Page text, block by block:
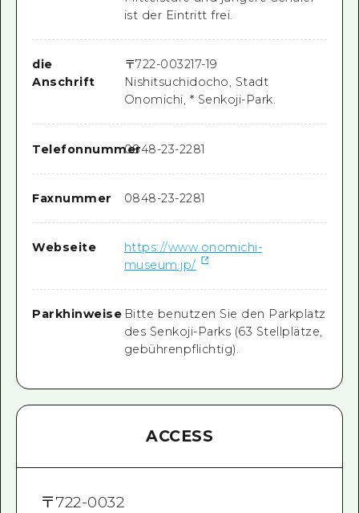
ist der Eintritt frei.
die
Anschrift
〒722-003217-19
Nishitsuchidocho, Stadt
Onomichi, * Senkoji-Park.
Telefonnummer0848-23-2281
Faxnummer 0848-23-2281
Webseite
https://www.onomichi-
museum.jp/
Parkhinweise Bitte benutzen Sie den Parkplatz
des Senkoji-Parks (63 Stellplätze,
gebührenpflichtig).
ACCESS
〒722-0032